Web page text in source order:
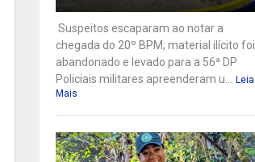
Suspeitos escaparam ao notar a
chegada do 20º BPM; material ilícito foi
abandonado e levado para a 56ª DP
Policiais militares apreenderam u...
Leia
Mais